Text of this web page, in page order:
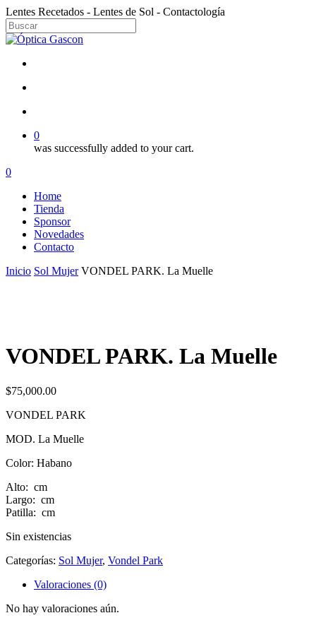
Skip
to
main
content
Lentes Recetados - Lentes de Sol - Contactología
Close
0
was successfully added to your cart.
Menu
search
account
0
Home
Tienda
Sponsor
Novedades
Contacto
Inicio Sol Mujer VONDEL PARK. La Muelle
VONDEL PARK. La Muelle
$75,000.00
VONDEL PARK
MOD. La Muelle
Color: Habano
Alto: cm
Largo: cm
Patilla: cm
Sin existencias
Categorías: Sol Mujer, Vondel Park
Valoraciones (0)
No hay valoraciones aún.